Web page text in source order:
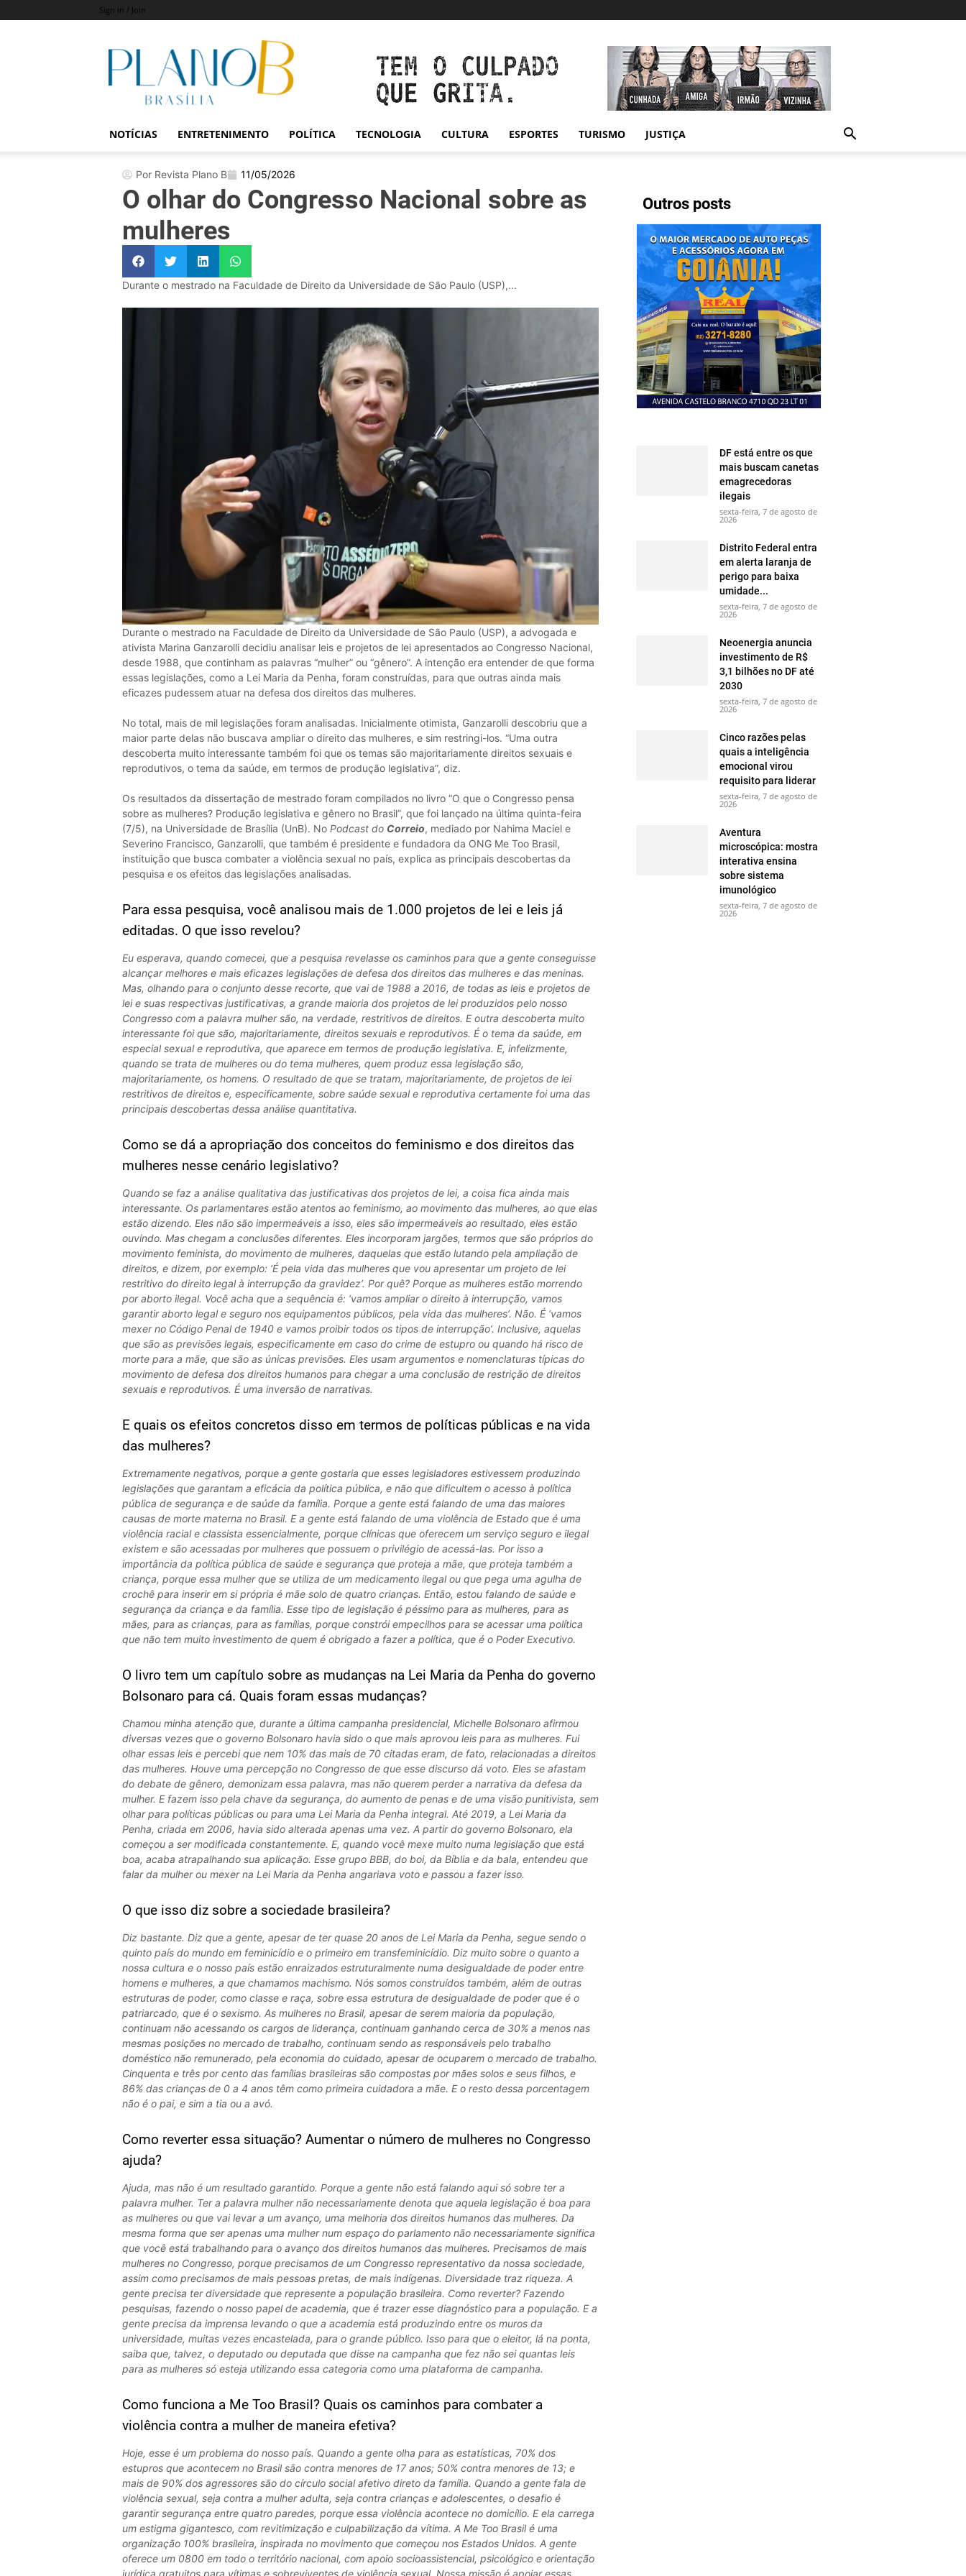
Sign in / Join
Revista
Plano
NOTÍCIAS ENTRETENIMENTO POLÍTICA TECNOLOGIA CULTURA ESPORTES TURISMO JUSTIÇA
Outros posts
DF está entre os que
mais buscam canetas
emagrecedoras
ilegais
sexta-feira, 7 de agosto de
2026
Distrito Federal entra
em alerta laranja de
perigo para baixa
umidade...
sexta-feira, 7 de agosto de
2026
Neoenergia anuncia
investimento de R$
3,1 bilhões no DF até
2030
sexta-feira, 7 de agosto de
2026
Cinco razões pelas
quais a inteligência
emocional virou
requisito para liderar
sexta-feira, 7 de agosto de
2026
Aventura
microscópica: mostra
interativa ensina
sobre sistema
imunológico
sexta-feira, 7 de agosto de
2026
Por Revista Plano B 11/05/2026
O olhar do Congresso Nacional sobre as
mulheres
Durante o mestrado na Faculdade de Direito da Universidade de São Paulo (USP),...
Durante o mestrado na Faculdade de Direito da Universidade de São Paulo (USP), a advogada e
ativista Marina Ganzarolli decidiu analisar leis e projetos de lei apresentados ao Congresso Nacional,
desde 1988, que continham as palavras “mulher” ou “gênero”. A intenção era entender de que forma
essas legislações, como a Lei Maria da Penha, foram construídas, para que outras ainda mais
eficazes pudessem atuar na defesa dos direitos das mulheres.
No total, mais de mil legislações foram analisadas. Inicialmente otimista, Ganzarolli descobriu que a
maior parte delas não buscava ampliar o direito das mulheres, e sim restringi-los. “Uma outra
descoberta muito interessante também foi que os temas são majoritariamente direitos sexuais e
reprodutivos, o tema da saúde, em termos de produção legislativa”, diz.
Os resultados da dissertação de mestrado foram compilados no livro “O que o Congresso pensa
sobre as mulheres? Produção legislativa e gênero no Brasil”, que foi lançado na última quinta-feira
(7/5), na Universidade de Brasília (UnB). No Podcast do Correio, mediado por Nahima Maciel e
Severino Francisco, Ganzarolli, que também é presidente e fundadora da ONG Me Too Brasil,
instituição que busca combater a violência sexual no país, explica as principais descobertas da
pesquisa e os efeitos das legislações analisadas.
Para essa pesquisa, você analisou mais de 1.000 projetos de lei e leis já
editadas. O que isso revelou?
Eu esperava, quando comecei, que a pesquisa revelasse os caminhos para que a gente conseguisse
alcançar melhores e mais eficazes legislações de defesa dos direitos das mulheres e das meninas.
Mas, olhando para o conjunto desse recorte, que vai de 1988 a 2016, de todas as leis e projetos de
lei e suas respectivas justificativas, a grande maioria dos projetos de lei produzidos pelo nosso
Congresso com a palavra mulher são, na verdade, restritivos de direitos. E outra descoberta muito
interessante foi que são, majoritariamente, direitos sexuais e reprodutivos. É o tema da saúde, em
especial sexual e reprodutiva, que aparece em termos de produção legislativa. E, infelizmente,
quando se trata de mulheres ou do tema mulheres, quem produz essa legislação são,
majoritariamente, os homens. O resultado de que se tratam, majoritariamente, de projetos de lei
restritivos de direitos e, especificamente, sobre saúde sexual e reprodutiva certamente foi uma das
principais descobertas dessa análise quantitativa.
Como se dá a apropriação dos conceitos do feminismo e dos direitos das
mulheres nesse cenário legislativo?
Quando se faz a análise qualitativa das justificativas dos projetos de lei, a coisa fica ainda mais
interessante. Os parlamentares estão atentos ao feminismo, ao movimento das mulheres, ao que elas
estão dizendo. Eles não são impermeáveis a isso, eles são impermeáveis ao resultado, eles estão
ouvindo. Mas chegam a conclusões diferentes. Eles incorporam jargões, termos que são próprios do
movimento feminista, do movimento de mulheres, daquelas que estão lutando pela ampliação de
direitos, e dizem, por exemplo: ‘É pela vida das mulheres que vou apresentar um projeto de lei
restritivo do direito legal à interrupção da gravidez’. Por quê? Porque as mulheres estão morrendo
por aborto ilegal. Você acha que a sequência é: ‘vamos ampliar o direito à interrupção, vamos
garantir aborto legal e seguro nos equipamentos públicos, pela vida das mulheres’. Não. É ‘vamos
mexer no Código Penal de 1940 e vamos proibir todos os tipos de interrupção’. Inclusive, aquelas
que são as previsões legais, especificamente em caso do crime de estupro ou quando há risco de
morte para a mãe, que são as únicas previsões. Eles usam argumentos e nomenclaturas típicas do
movimento de defesa dos direitos humanos para chegar a uma conclusão de restrição de direitos
sexuais e reprodutivos. É uma inversão de narrativas.
E quais os efeitos concretos disso em termos de políticas públicas e na vida
das mulheres?
Extremamente negativos, porque a gente gostaria que esses legisladores estivessem produzindo
legislações que garantam a eficácia da política pública, e não que dificultem o acesso à política
pública de segurança e de saúde da família. Porque a gente está falando de uma das maiores
causas de morte materna no Brasil. E a gente está falando de uma violência de Estado que é uma
violência racial e classista essencialmente, porque clínicas que oferecem um serviço seguro e ilegal
existem e são acessadas por mulheres que possuem o privilégio de acessá-las. Por isso a
importância da política pública de saúde e segurança que proteja a mãe, que proteja também a
criança, porque essa mulher que se utiliza de um medicamento ilegal ou que pega uma agulha de
crochê para inserir em si própria é mãe solo de quatro crianças. Então, estou falando de saúde e
segurança da criança e da família. Esse tipo de legislação é péssimo para as mulheres, para as
mães, para as crianças, para as famílias, porque constrói empecilhos para se acessar uma política
que não tem muito investimento de quem é obrigado a fazer a política, que é o Poder Executivo.
O livro tem um capítulo sobre as mudanças na Lei Maria da Penha do governo
Bolsonaro para cá. Quais foram essas mudanças?
Chamou minha atenção que, durante a última campanha presidencial, Michelle Bolsonaro afirmou
diversas vezes que o governo Bolsonaro havia sido o que mais aprovou leis para as mulheres. Fui
olhar essas leis e percebi que nem 10% das mais de 70 citadas eram, de fato, relacionadas a direitos
das mulheres. Houve uma percepção no Congresso de que esse discurso dá voto. Eles se afastam
do debate de gênero, demonizam essa palavra, mas não querem perder a narrativa da defesa da
mulher. E fazem isso pela chave da segurança, do aumento de penas e de uma visão punitivista, sem
olhar para políticas públicas ou para uma Lei Maria da Penha integral. Até 2019, a Lei Maria da
Penha, criada em 2006, havia sido alterada apenas uma vez. A partir do governo Bolsonaro, ela
começou a ser modificada constantemente. E, quando você mexe muito numa legislação que está
boa, acaba atrapalhando sua aplicação. Esse grupo BBB, do boi, da Bíblia e da bala, entendeu que
falar da mulher ou mexer na Lei Maria da Penha angariava voto e passou a fazer isso.
O que isso diz sobre a sociedade brasileira?
Diz bastante. Diz que a gente, apesar de ter quase 20 anos de Lei Maria da Penha, segue sendo o
quinto país do mundo em feminicídio e o primeiro em transfeminicídio. Diz muito sobre o quanto a
nossa cultura e o nosso país estão enraizados estruturalmente numa desigualdade de poder entre
homens e mulheres, a que chamamos machismo. Nós somos construídos também, além de outras
estruturas de poder, como classe e raça, sobre essa estrutura de desigualdade de poder que é o
patriarcado, que é o sexismo. As mulheres no Brasil, apesar de serem maioria da população,
continuam não acessando os cargos de liderança, continuam ganhando cerca de 30% a menos nas
mesmas posições no mercado de trabalho, continuam sendo as responsáveis pelo trabalho
doméstico não remunerado, pela economia do cuidado, apesar de ocuparem o mercado de trabalho.
Cinquenta e três por cento das famílias brasileiras são compostas por mães solos e seus filhos, e
86% das crianças de 0 a 4 anos têm como primeira cuidadora a mãe. E o resto dessa porcentagem
não é o pai, e sim a tia ou a avó.
Como reverter essa situação? Aumentar o número de mulheres no Congresso
ajuda?
Ajuda, mas não é um resultado garantido. Porque a gente não está falando aqui só sobre ter a
palavra mulher. Ter a palavra mulher não necessariamente denota que aquela legislação é boa para
as mulheres ou que vai levar a um avanço, uma melhoria dos direitos humanos das mulheres. Da
mesma forma que ser apenas uma mulher num espaço do parlamento não necessariamente significa
que você está trabalhando para o avanço dos direitos humanos das mulheres. Precisamos de mais
mulheres no Congresso, porque precisamos de um Congresso representativo da nossa sociedade,
assim como precisamos de mais pessoas pretas, de mais indígenas. Diversidade traz riqueza. A
gente precisa ter diversidade que represente a população brasileira. Como reverter? Fazendo
pesquisas, fazendo o nosso papel de academia, que é trazer esse diagnóstico para a população. E a
gente precisa da imprensa levando o que a academia está produzindo entre os muros da
universidade, muitas vezes encastelada, para o grande público. Isso para que o eleitor, lá na ponta,
saiba que, talvez, o deputado ou deputada que disse na campanha que fez não sei quantas leis
para as mulheres só esteja utilizando essa categoria como uma plataforma de campanha.
Como funciona a Me Too Brasil? Quais os caminhos para combater a
violência contra a mulher de maneira efetiva?
Hoje, esse é um problema do nosso país. Quando a gente olha para as estatísticas, 70% dos
estupros que acontecem no Brasil são contra menores de 17 anos; 50% contra menores de 13; e
mais de 90% dos agressores são do círculo social afetivo direto da família. Quando a gente fala de
violência sexual, seja contra a mulher adulta, seja contra crianças e adolescentes, o desafio é
garantir segurança entre quatro paredes, porque essa violência acontece no domicílio. E ela carrega
um estigma gigantesco, com revitimização e culpabilização da vítima. A Me Too Brasil é uma
organização 100% brasileira, inspirada no movimento que começou nos Estados Unidos. A gente
oferece um 0800 em todo o território nacional, com apoio socioassistencial, psicológico e orientação